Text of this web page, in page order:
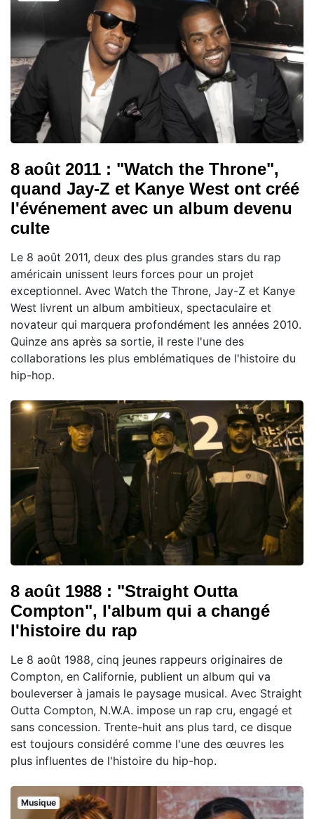
8 août 2011 : "Watch the Throne",
quand Jay-Z et Kanye West ont créé
l'événement avec un album devenu
culte
Le 8 août 2011, deux des plus grandes stars du rap
américain unissent leurs forces pour un projet
exceptionnel. Avec Watch the Throne, Jay-Z et Kanye
West livrent un album ambitieux, spectaculaire et
novateur qui marquera profondément les années 2010.
Quinze ans après sa sortie, il reste l'une des
collaborations les plus emblématiques de l'histoire du
hip-hop.
8 août 1988 : "Straight Outta
Compton", l'album qui a changé
l'histoire du rap
Le 8 août 1988, cinq jeunes rappeurs originaires de
Compton, en Californie, publient un album qui va
bouleverser à jamais le paysage musical. Avec Straight
Outta Compton, N.W.A. impose un rap cru, engagé et
sans concession. Trente-huit ans plus tard, ce disque
est toujours considéré comme l'une des œuvres les
plus influentes de l'histoire du hip-hop.
Musique